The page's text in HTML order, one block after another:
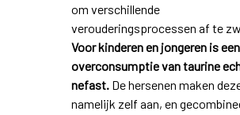
om verschillende
verouderingsprocessen af te
Voor kinderen en jongeren is een
overconsumptie van taurine
nefast.De hersenen maken
namelijk zelf aan, en